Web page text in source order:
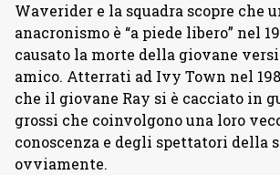
Waverider e la squadra scopre che
anacronismo è “a piede libero” nel
causato la morte della giovane
amico. Atterrati ad Ivy Town nel
che il giovane Ray si è cacciato in
grossi che coinvolgono una loro
conoscenza e degli spettatori della
ovviamente.